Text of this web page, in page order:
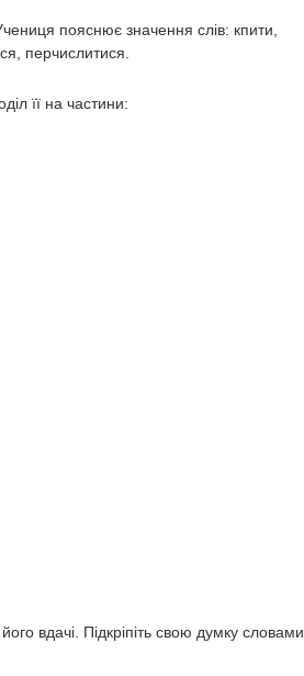
пояснює значення слів: кпити,
перчислитися.
її на частини:
вдачі. Підкріпіть свою думку словами